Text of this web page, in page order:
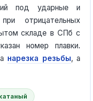
под ударные и
отрицательных
складе в СПб с
номер плавки.
нарезка резьбы, а